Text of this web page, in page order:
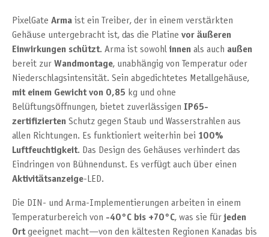
PixelGate Arma ist ein Treiber, der in einem verstärkten
Gehäuse untergebracht ist, das die Platine vor äußeren
Einwirkungen schützt. Arma ist sowohl innen als auch außen
bereit zur Wandmontage, unabhängig von Temperatur oder
Niederschlagsintensität. Sein abgedichtetes Metallgehäuse,
mit einem Gewicht von 0,85 kg und ohne
Belüftungsöffnungen, bietet zuverlässigen IP65-
zertifizierten Schutz gegen Staub und Wasserstrahlen aus
allen Richtungen. Es funktioniert weiterhin bei 100%
Luftfeuchtigkeit. Das Design des Gehäuses verhindert das
Eindringen von Bühnendunst. Es verfügt auch über einen
Aktivitätsanzeige-LED.
Die DIN- und Arma-Implementierungen arbeiten in einem
Temperaturbereich von -40°C bis +70°C, was sie für jeden
Ortgeeignet macht—von den kältesten Regionen Kanadas bis